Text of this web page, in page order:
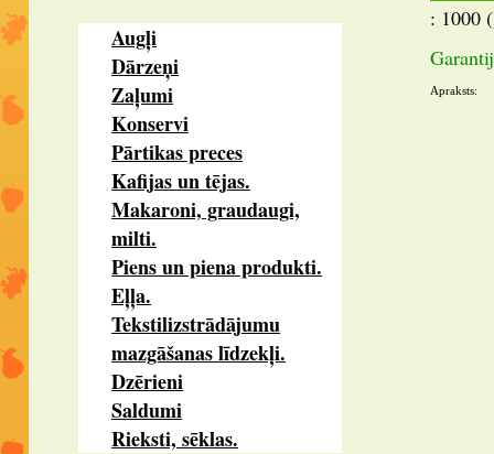
Augļi
Dārzeņi
Zaļumi
Konservi
Pārtikas preces
Kafijas un tējas.
Makaroni, graudaugi,
milti.
Piens un piena produkti.
Eļļa.
Tekstilizstrādājumu
mazgāšanas līdzekļi.
Dzērieni
Saldumi
Rieksti, sēklas.
: 1000
Apraksts: